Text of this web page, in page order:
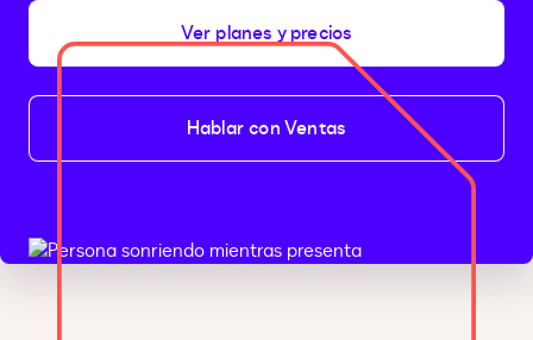
Ver planes y precios
Hablar con Ventas